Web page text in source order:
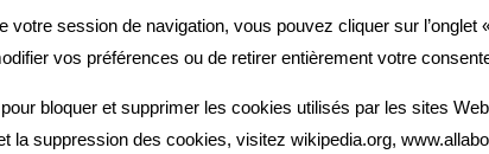
session de navigation, vous pouvez cliquer sur
vos préférences ou de retirer entièrement votre
bloquer et supprimer les cookies utilisés par les sites
suppression des cookies, visitez wikipedia.org,